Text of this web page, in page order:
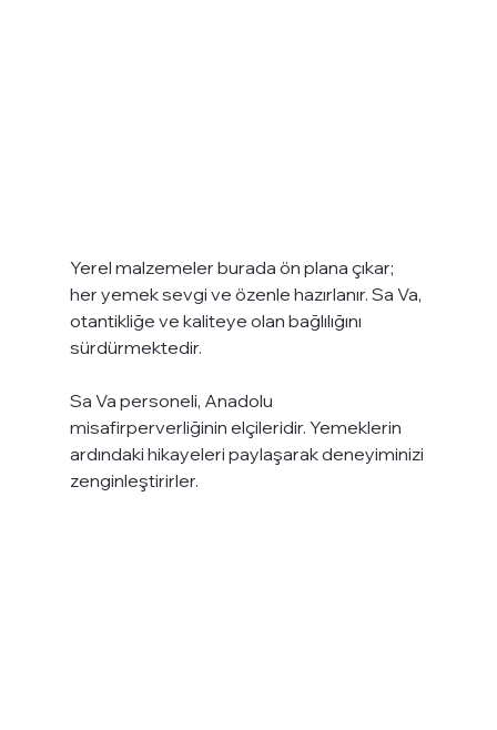
Yerel malzemeler burada ön plana çıkar;
her yemek sevgi ve özenle hazırlanır. Sa Va,
otantikliğe ve kaliteye olan bağlılığını
sürdürmektedir.
Sa Va personeli, Anadolu
misafirperverliğinin elçileridir. Yemeklerin
ardındaki hikayeleri paylaşarak deneyiminizi
zenginleştirirler.